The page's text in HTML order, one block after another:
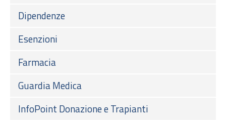
Dipendenze
Esenzioni
Farmacia
Guardia Medica
InfoPoint Donazione e Trapianti